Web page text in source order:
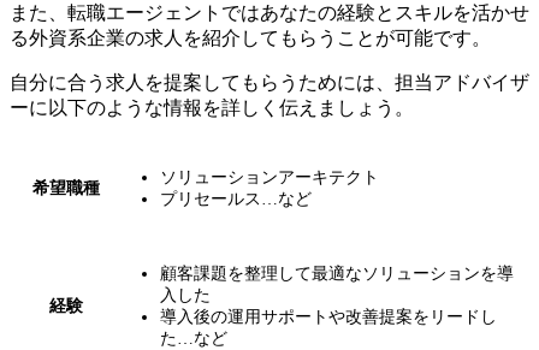
また、転職エージェントではあなたの経験とスキルを活かせ
る外資系企業の求人を紹介してもらうことが可能です。
自分に合う求人を提案してもらうためには、担当アドバイザ
ーに以下のような情報を詳しく伝えましょう。
希望職種
ソリューションアーキテクト
プリセールス…など
経験
顧客課題を整理して最適なソリューションを導
入した
導入後の運用サポートや改善提案をリードし
た…など